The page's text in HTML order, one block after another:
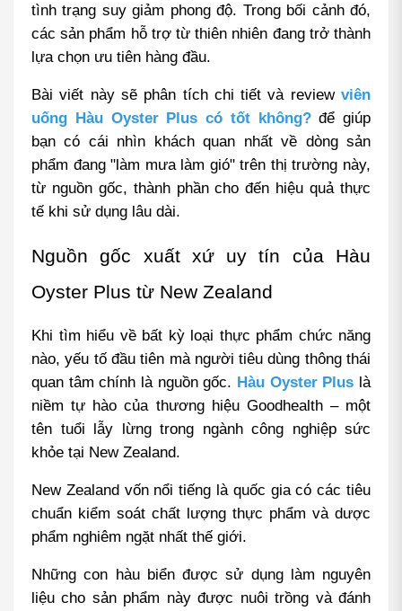
tình trạng suy giảm phong độ. Trong bối cảnh đó,
các sản phẩm hỗ trợ từ thiên nhiên đang trở thành
lựa chọn ưu tiên hàng đầu.
Bài viết này sẽ phân tích chi tiết và review viên
uống Hàu Oyster Plus có tốt không? để giúp
bạn có cái nhìn khách quan nhất về dòng sản
phẩm đang "làm mưa làm gió" trên thị trường này,
từ nguồn gốc, thành phần cho đến hiệu quả thực
tế khi sử dụng lâu dài.
Nguồn gốc xuất xứ uy tín của Hàu
Oyster Plus từ New Zealand
Khi tìm hiểu về bất kỳ loại thực phẩm chức năng
nào, yếu tố đầu tiên mà người tiêu dùng thông thái
quan tâm chính là nguồn gốc. Hàu Oyster Plus là
niềm tự hào của thương hiệu Goodhealth – một
tên tuổi lẫy lừng trong ngành công nghiệp sức
khỏe tại New Zealand.
New Zealand vốn nổi tiếng là quốc gia có các tiêu
chuẩn kiểm soát chất lượng thực phẩm và dược
phẩm nghiêm ngặt nhất thế giới.
Những con hàu biển được sử dụng làm nguyên
liệu cho sản phẩm này được nuôi trồng và đánh